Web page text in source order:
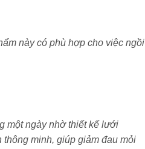
này có phù hợp cho việc ngồi
một ngày nhờ thiết kế lưới
minh, giúp giảm đau mỏi